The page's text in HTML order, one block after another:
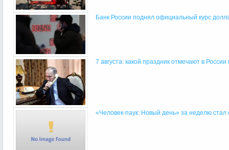
Банк России поднял официальный курс
7 августа: какой праздник отмечают в
«Человек-паук: Новый день» за неделю